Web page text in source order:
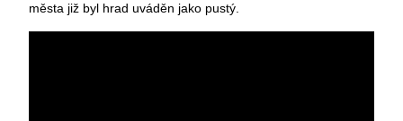
města již byl hrad uváděn jako pustý.